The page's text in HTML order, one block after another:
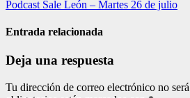
Navegación
de
Podcast Sale León – Martes 26 de julio
Entrada relacionada
Deja una respuesta
Tu dirección de correo electrónico no